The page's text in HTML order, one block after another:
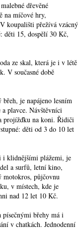
dřevěné
na míčové hry,
koupališti přežívá vzácný
děti 15, dospělí 30 Kč,
ze skal, která je i v létě
V současné době
je napájeno lesním
a plavce. Návštěvníci
projížďku na koni. Řidiči
děti od 3 do 10 let
i klidnějšími plážemi, je
a surfů, letní kino,
motokros, půjčovnu
v místech, kde je
nad 12 let 10 Kč.
písečnými břehy má i
v chatkách. Jednodenní